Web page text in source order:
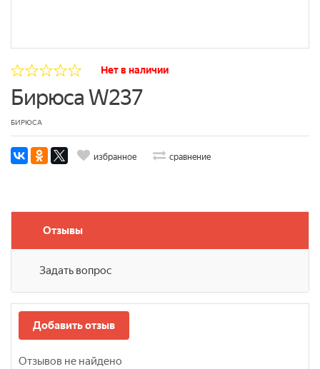
Нет в наличии
Бирюса W237
БИРЮСА
избранное сравнение
Отзывы
Задать вопрос
Добавить отзыв
Отзывов не найдено